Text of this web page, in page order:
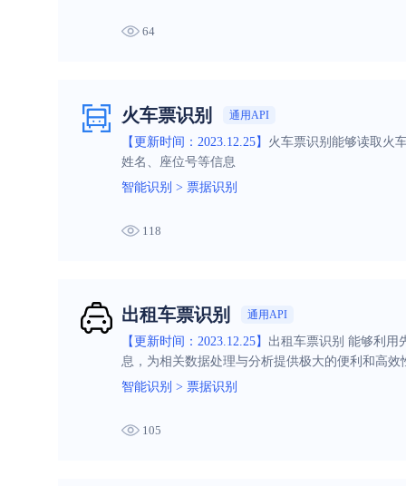
64
火车票识别 通用API
【更新时间：2023.12.25】 火车票识别能够读取火
姓名、座位号等信息
智能识别 > 票据识别
118
出租车票识别 通用API
【更新时间：2023.12.25】 出租车票识别 能够利用
息，为相关数据处理与分析提供极大的便利和高效
智能识别 > 票据识别
105